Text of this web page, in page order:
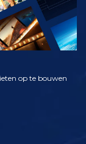
op te bouwen